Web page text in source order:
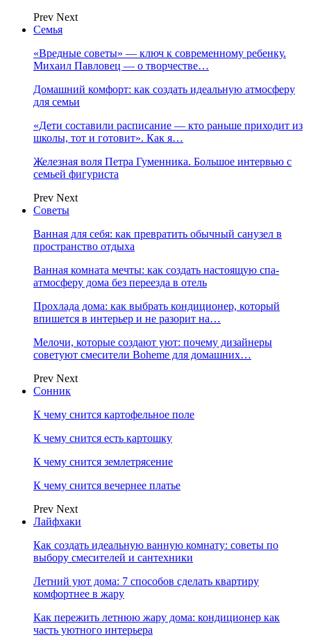
Prev Next
Семья
«Вредные советы» — ключ к современному ребенку.
Михаил Павловец — о творчестве…
Домашний комфорт: как создать идеальную атмосферу
для семьи
«Дети составили расписание — кто раньше приходит из
школы, тот и готовит». Как я…
Железная воля Петра Гуменника. Большое интервью с
семьей фигуриста
Prev Next
Советы
Ванная для себя: как превратить обычный санузел в
пространство отдыха
Ванная комната мечты: как создать настоящую спа-
атмосферу дома без переезда в отель
Прохлада дома: как выбрать кондиционер, который
впишется в интерьер и не разорит на…
Мелочи, которые создают уют: почему дизайнеры
советуют смесители Boheme для домашних…
Prev Next
Сонник
К чему снится картофельное поле
К чему снится есть картошку
К чему снится землетрясение
К чему снится вечернее платье
Prev Next
Лайфхаки
Как создать идеальную ванную комнату: советы по
выбору смесителей и сантехники
Летний уют дома: 7 способов сделать квартиру
комфортнее в жару
Как пережить летнюю жару дома: кондиционер как
часть уютного интерьера